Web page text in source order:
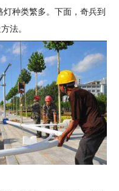
种类繁多。下面，奇兵到
法。